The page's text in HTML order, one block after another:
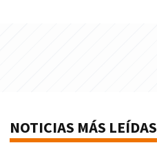
NOTICIAS MÁS LEÍDAS